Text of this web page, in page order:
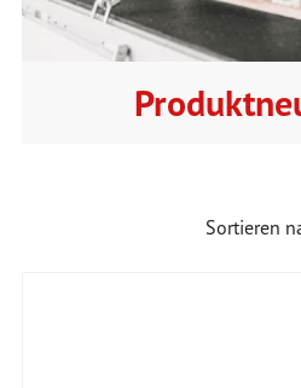
Sortieren